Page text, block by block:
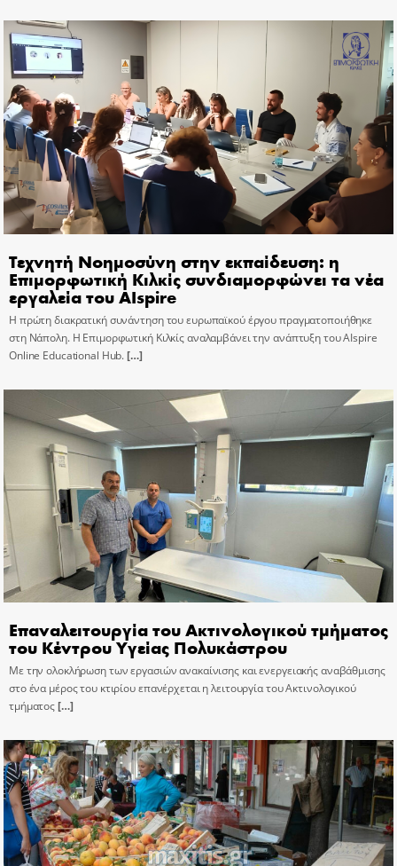
Τεχνητή Νοημοσύνη στην εκπαίδευση: η
Επιμορφωτική Κιλκίς συνδιαμορφώνει τα νέα
εργαλεία του AIspire
Η πρώτη διακρατική συνάντηση του ευρωπαϊκού έργου πραγματοποιήθηκε
στη Νάπολη. Η Επιμορφωτική Κιλκίς αναλαμβάνει την ανάπτυξη του AIspire
Online Educational Hub.[…]
Επαναλειτουργία του Ακτινολογικού τμήματος
του Κέντρου Υγείας Πολυκάστρου
Με την ολοκλήρωση των εργασιών ανακαίνισης και ενεργειακής αναβάθμισης
στο ένα μέρος του κτιρίου επανέρχεται η λειτουργία του Ακτινολογικού
τμήματος[…]